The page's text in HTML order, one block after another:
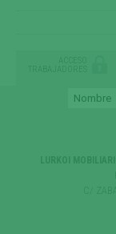
ACCESO
TRABAJADORES